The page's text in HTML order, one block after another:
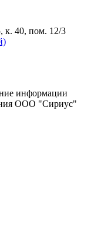
к. 40, пом. 12/3
информации
ООО "Сириус"